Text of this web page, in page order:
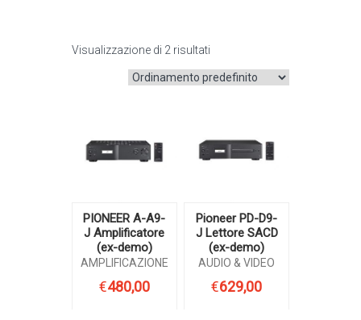
CATALOGO ONLINE
Visualizzazione di 2 risultati
PIONEER A-A9-
J Amplificatore
(ex-demo)
AMPLIFICAZIONE
€480,00
Pioneer PD-D9-
J Lettore SACD
(ex-demo)
AUDIO & VIDEO
€629,00